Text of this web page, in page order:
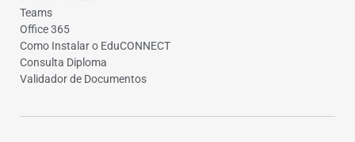
Teams
Office 365
Como Instalar o EduCONNECT
Consulta Diploma
Validador de Documentos